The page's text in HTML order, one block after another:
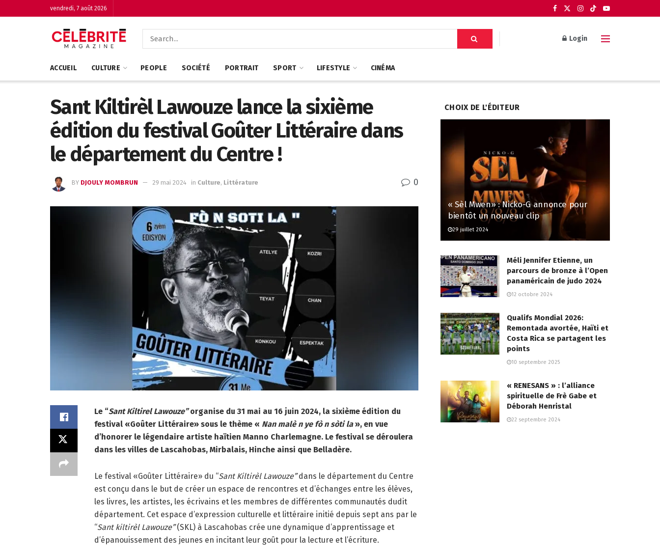
vendredi, 7 août 2026
Login
ACCUEIL CULTURE PEOPLE SOCIÉTÉ PORTRAIT SPORT LIFESTYLE CINÉMA
Sant Kiltirèl Lawouze lance la sixième
édition du festival Goûter Littéraire dans
le département du Centre !
BY DJOULY MOMBRUN 29 mai 2024 in Culture, Littérature 0
Le “Sant Kiltirel Lawouze”organise du 31 mai au 16 juin 2024, la sixième édition du
festival «Goûter Littéraire» sous le thème « Nan malè n ye fò n sòti la», en vue
d’honorer le légendaire artiste haïtien Manno Charlemagne. Le festival se déroulera
dans les villes de Lascahobas, Mirbalais, Hinche ainsi que Belladère.
Le festival «Goûter Littéraire» du “Sant Kiltirèl Lawouze”dans le département du Centre
est conçu dans le but de créer un espace de rencontres et d’échanges entre les élèves,
les livres, les artistes, les écrivains et les membres de différentes communautés dudit
département. Cet espace d’expression culturelle et littéraire initié depuis sept ans par le
“Sant kiltirèl Lawouze”(SKL) à Lascahobas crée une dynamique d’apprentissage et
d’épanouissement des jeunes en incitant leur goût pour la lecture et l’écriture.
CHOIX DE L'ÉDITEUR
« Sèl Mwen» : Nicko-G annonce pour
bientôt un nouveau clip
29 juillet 2024
Méli Jennifer Etienne, un
parcours de bronze à l’Open
panaméricain de judo 2024
12 octobre 2024
Qualifs Mondial 2026:
Remontada avortée, Haïti et
Costa Rica se partagent les
points
10 septembre 2025
« RENESANS » : l’alliance
spirituelle de Frè Gabe et
Déborah Henristal
22 septembre 2024